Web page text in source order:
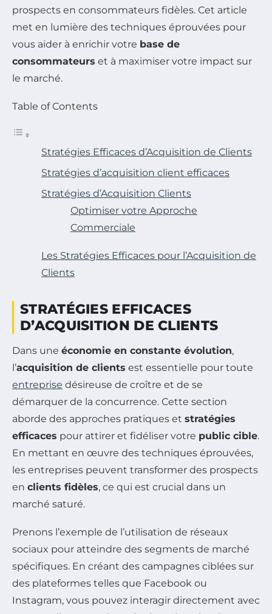
prospects en consommateurs fidèles. Cet article
met en lumière des techniques éprouvées pour
vous aider à enrichir votre base de
consommateurs et à maximiser votre impact sur
le marché.
Table of Contents
Stratégies Efficaces d’Acquisition de Clients
Stratégies d’acquisition client efficaces
Stratégies d’Acquisition Clients
Optimiser votre Approche
Commerciale
Les Stratégies Efficaces pour l’Acquisition de
Clients
STRATÉGIES EFFICACES
D’ACQUISITION DE CLIENTS
Dans une économie en constante évolution,
l’acquisition de clients est essentielle pour toute
entreprise désireuse de croître et de se
démarquer de la concurrence. Cette section
aborde des approches pratiques et stratégies
efficaces pour attirer et fidéliser votre public cible.
En mettant en œuvre des techniques éprouvées,
les entreprises peuvent transformer des prospects
en clients fidèles, ce qui est crucial dans un
marché saturé.
Prenons l’exemple de l’utilisation de réseaux
sociaux pour atteindre des segments de marché
spécifiques. En créant des campagnes ciblées sur
des plateformes telles que Facebook ou
Instagram, vous pouvez interagir directement avec